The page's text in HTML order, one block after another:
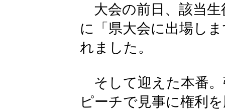
大会の前日、該当生
に「県大会に出場し
れました。
そして迎えた本番
ピーチで見事に権利